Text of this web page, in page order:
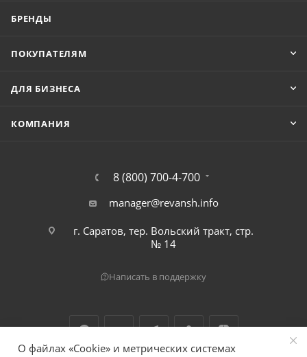
БРЕНДЫ
ПОКУПАТЕЛЯМ
ДЛЯ БИЗНЕСА
КОМПАНИЯ
8 (800) 700-4-700
manager@revansh.info
г. Саратов, тер. Вольский тракт, стр.
№ 14
Написать в поддержку
О файлах «Cookie» и метрических системах